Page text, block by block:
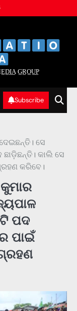
G̲R̲O̲U̲P̲
Subscribe
ସେ
କାଲି ସେ
କରିବେ।
ପଦ
ପାଇଁ